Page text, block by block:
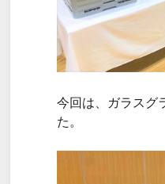
今回は、ガラスグ
た。